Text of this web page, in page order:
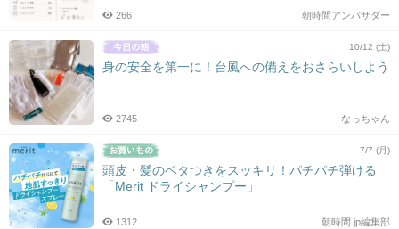
朝時間アンバサダー
266
10/12 (土)
身の安全を第一に！台風への備えをおさらいしよう
なっちゃん
2745
7/7 (月)
頭皮・髪のベタつきをスッキリ！パチパチ弾ける
「Merit ドライシャンプー」
朝時間.jp編集部
1312